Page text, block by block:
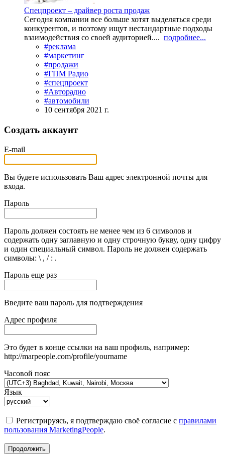
Спецпроект – драйвер роста продаж
Сегодня компании все больше хотят выделяться среди
конкурентов, и поэтому ищут нестандартные подходы
взаимодействия со своей аудиторией.... подробнее...
#реклама
#маркетинг
#продажи
#ГПМ Радио
#спецпроект
#Авторадио
#автомобили
10 сентября 2021 г.
Создать аккаунт
E-mail
Вы будете использовать Ваш адрес электронной почты для
входа.
Пароль
Пароль должен состоять не менее чем из 6 символов и
содержать одну заглавную и одну строчную букву, одну цифру
и один специальный символ. Пароль не должен содержать
символы: \ , / : .
Пароль еще раз
Введите ваш пароль для подтверждения
Адрес профиля
Это будет в конце ссылки на ваш профиль, например:
http://marpeople.com/profile/yourname
Часовой пояс
Язык
Регистрируясь, я подтверждаю своё согласие с правилами
пользования MarketingPeople.
Продолжить